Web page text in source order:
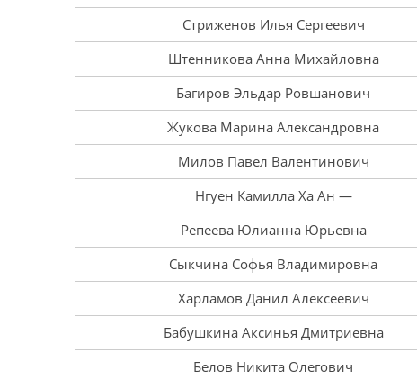
Стриженов Илья Сергеевич
Штенникова Анна Михайловна
Багиров Эльдар Ровшанович
Жукова Марина Александровна
Милов Павел Валентинович
Нгуен Камилла Ха Ан —
Репеева Юлианна Юрьевна
Сыкчина Софья Владимировна
Харламов Данил Алексеевич
Бабушкина Аксинья Дмитриевна
Белов Никита Олегович